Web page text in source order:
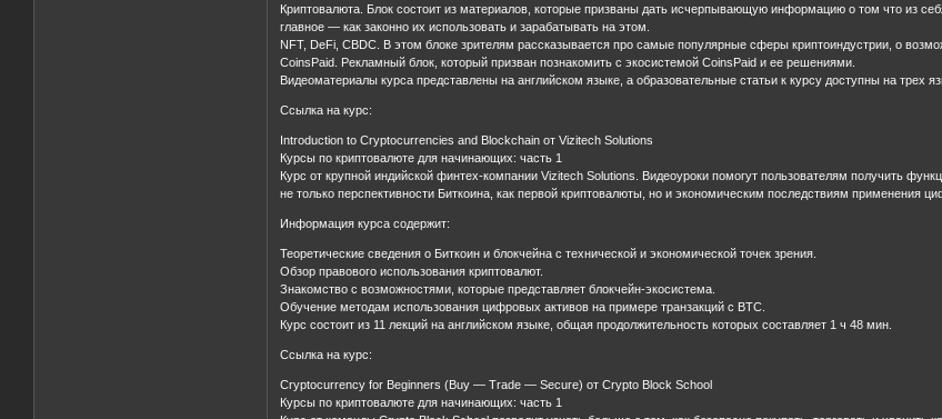
Криптовалюта. Блок состоит из материалов, которые призваны дать исчерпывающую информацию о том что из
главное — как законно их использовать и зарабатывать на этом.
NFT, DeFi, CBDC. В этом блоке зрителям рассказывается про самые популярные сферы криптоиндустрии, о
CoinsPaid. Рекламный блок, который призван познакомить с экосистемой CoinsPaid и ее решениями.
Видеоматериалы курса представлены на английском языке, а образовательные статьи к курсу доступны на трех
Ссылка на курс:
Introduction to Cryptocurrencies and Blockchain от Vizitech Solutions
Курсы по криптовалюте для начинающих: часть 1
Курс от крупной индийской финтех-компании Vizitech Solutions. Видеоуроки помогут пользователям получить
не только перспективности Биткоина, как первой криптовалюты, но и экономическим последствиям применения
Информация курса содержит:
Теоретические сведения о Биткоин и блокчейна с технической и экономической точек зрения.
Обзор правового использования криптовалют.
Знакомство с возможностями, которые представляет блокчейн-экосистема.
Обучение методам использования цифровых активов на примере транзакций с BTC.
Курс состоит из 11 лекций на английском языке, общая продолжительность которых составляет 1 ч 48 мин.
Ссылка на курс:
Cryptocurrency for Beginners (Buy — Trade — Secure) от Crypto Block School
Курсы по криптовалюте для начинающих: часть 1